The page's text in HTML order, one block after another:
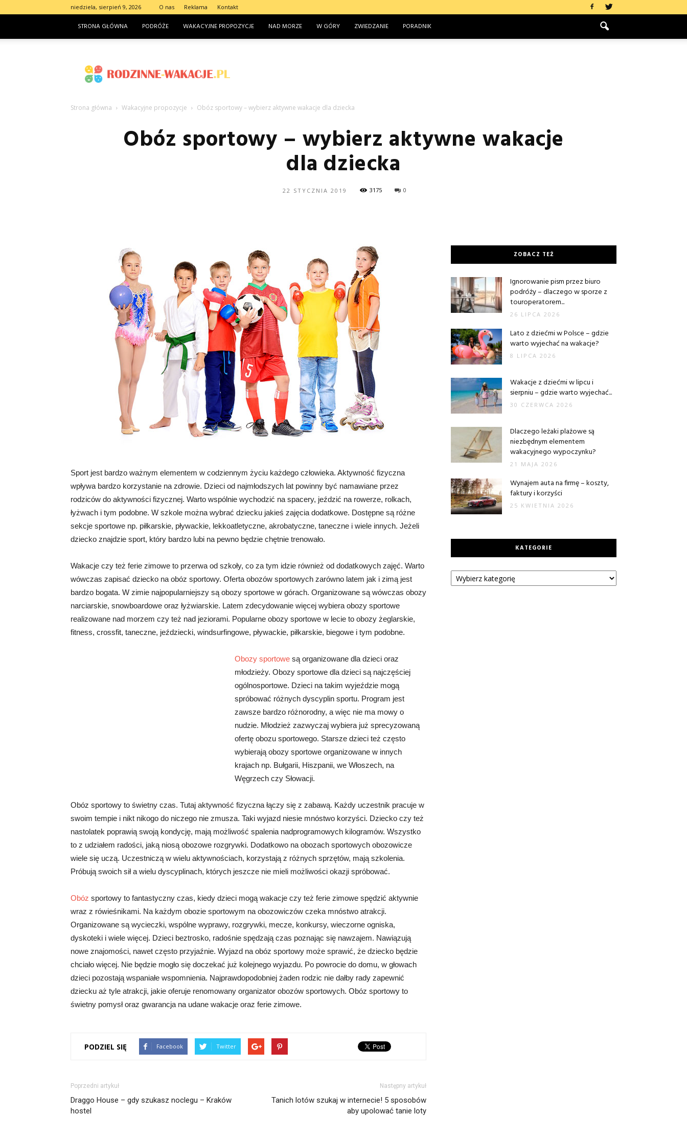
niedziela, sierpień 9, 2026 O nas Reklama Kontakt
STRONA GŁÓWNA PODRÓŻE WAKACYJNE PROPOZYCJE NAD MORZE W GÓRY ZWIEDZANIE PORADNIK
wakacje.pl
Strona główna Wakacyjne propozycje Obóz sportowy – wybierz aktywne wakacje dla dziecka
Obóz sportowy – wybierz aktywne wakacje
dla dziecka
22 STYCZNIA 2019 3175 0
Sport jest bardzo ważnym elementem w codziennym życiu każdego człowieka. Aktywność fizyczna
wpływa bardzo korzystanie na zdrowie. Dzieci od najmłodszych lat powinny być namawiane przez
rodziców do aktywności fizycznej. Warto wspólnie wychodzić na spacery, jeździć na rowerze, rolkach,
łyżwach i tym podobne. W szkole można wybrać dziecku jakieś zajęcia dodatkowe. Dostępne są różne
sekcje sportowe np. piłkarskie, pływackie, lekkoatletyczne, akrobatyczne, taneczne i wiele innych. Jeżeli
dziecko znajdzie sport, który bardzo lubi na pewno będzie chętnie trenowało.
Wakacje czy też ferie zimowe to przerwa od szkoły, co za tym idzie również od dodatkowych zajęć. Warto
wówczas zapisać dziecko na obóz sportowy. Oferta obozów sportowych zarówno latem jak i zimą jest
bardzo bogata. W zimie najpopularniejszy są obozy sportowe w górach. Organizowane są wówczas obozy
narciarskie, snowboardowe oraz łyżwiarskie. Latem zdecydowanie więcej wybiera obozy sportowe
realizowane nad morzem czy też nad jeziorami. Popularne obozy sportowe w lecie to obozy żeglarskie,
fitness, crossfit, taneczne, jeździecki, windsurfingowe, pływackie, piłkarskie, biegowe i tym podobne.
Obozy sportowe są organizowane dla dzieci oraz
młodzieży. Obozy sportowe dla dzieci są najczęściej
ogólnosportowe. Dzieci na takim wyjeździe mogą
spróbować różnych dyscyplin sportu. Program jest
zawsze bardzo różnorodny, a więc nie ma mowy o
nudzie. Młodzież zazwyczaj wybiera już sprecyzowaną
ofertę obozu sportowego. Starsze dzieci też często
wybierają obozy sportowe organizowane w innych
krajach np. Bułgarii, Hiszpanii, we Włoszech, na
Węgrzech czy Słowacji.
Obóz sportowy to świetny czas. Tutaj aktywność fizyczna łączy się z zabawą. Każdy uczestnik pracuje w
swoim tempie i nikt nikogo do niczego nie zmusza. Taki wyjazd niesie mnóstwo korzyści. Dziecko czy też
nastolatek poprawią swoją kondycję, mają możliwość spalenia nadprogramowych kilogramów. Wszystko
to z udziałem radości, jaką niosą obozowe rozgrywki. Dodatkowo na obozach sportowych obozowicze
wiele się uczą. Uczestniczą w wielu aktywnościach, korzystają z różnych sprzętów, mają szkolenia.
Próbują swoich sił a wielu dyscyplinach, których jeszcze nie mieli możliwości okazji spróbować.
Obóz sportowy to fantastyczny czas, kiedy dzieci mogą wakacje czy też ferie zimowe spędzić aktywnie
wraz z rówieśnikami. Na każdym obozie sportowym na obozowiczów czeka mnóstwo atrakcji.
Organizowane są wycieczki, wspólne wyprawy, rozgrywki, mecze, konkursy, wieczorne ogniska,
dyskoteki i wiele więcej. Dzieci beztrosko, radośnie spędzają czas poznając się nawzajem. Nawiązują
nowe znajomości, nawet często przyjaźnie. Wyjazd na obóz sportowy może sprawić, że dziecko będzie
chciało więcej. Nie będzie mogło się doczekać już kolejnego wyjazdu. Po powrocie do domu, w głowach
dzieci pozostają wspaniałe wspomnienia. Najprawdopodobniej żaden rodzic nie dałby rady zapewnić
dziecku aż tyle atrakcji, jakie oferuje renomowany organizator obozów sportowych. Obóz sportowy to
świetny pomysł oraz gwarancja na udane wakacje oraz ferie zimowe.
PODZIEL SIĘ Facebook Twitter
Poprzedni artykuł
Draggo House – gdy szukasz noclegu – Kraków
hostel
Następny artykuł
Tanich lotów szukaj w internecie! 5 sposobów
aby upolować tanie loty
ZOBACZ TEŻ
Ignorowanie pism przez biuro
podróży – dlaczego w sporze z
touroperatorem...
26 LIPCA 2026
Lato z dziećmi w Polsce – gdzie
warto wyjechać na wakacje?
8 LIPCA 2026
Wakacje z dziećmi w lipcu i
sierpniu – gdzie warto wyjechać...
30 CZERWCA 2026
Dlaczego leżaki plażowe są
niezbędnym elementem
wakacyjnego wypoczynku?
21 MAJA 2026
Wynajem auta na firmę – koszty,
faktury i korzyści
25 KWIETNIA 2026
KATEGORIE
Kategorie